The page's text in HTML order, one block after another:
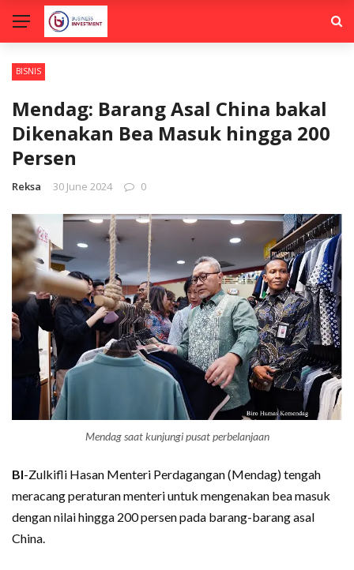
BISNIS
Mendag: Barang Asal China bakal
Dikenakan Bea Masuk hingga 200
Persen
Reksa 30 June 2024 0
Mendag saat kunjungi pusat perbelanjaan
BI-Zulkifli Hasan Menteri Perdagangan (Mendag) tengah
meracang peraturan menteri untuk mengenakan bea masuk
dengan nilai hingga 200 persen pada barang-barang asal
China.